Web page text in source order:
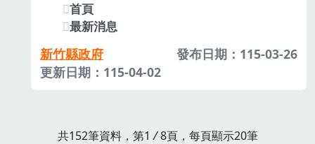
首頁
最新消息
新竹縣政府
發布日期：115-03-26
更新日期：115-04-02
共152筆資料，第1 /8頁，每頁顯示20筆